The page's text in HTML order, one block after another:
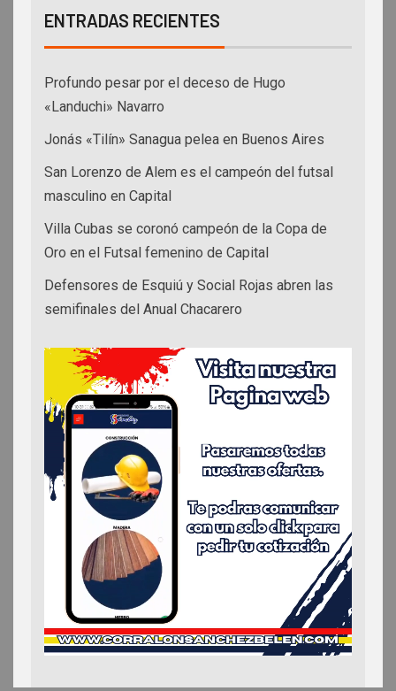
ENTRADAS RECIENTES
Profundo pesar por el deceso de Hugo
«Landuchi» Navarro
Jonás «Tilín» Sanagua pelea en Buenos Aires
San Lorenzo de Alem es el campeón del futsal
masculino en Capital
Villa Cubas se coronó campeón de la Copa de
Oro en el Futsal femenino de Capital
Defensores de Esquiú y Social Rojas abren las
semifinales del Anual Chacarero